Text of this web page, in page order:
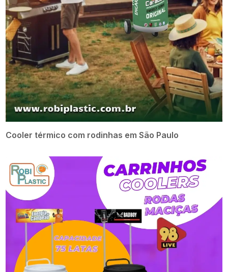
Cooler térmico com rodinhas em São Paulo